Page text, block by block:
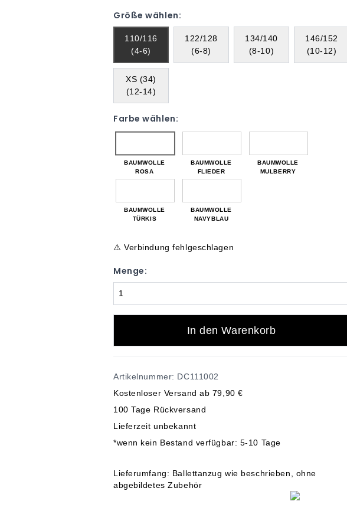
Größe wählen:
110/116
(4-6)
122/128
(6-8)
134/140
(8-10)
146/152
(10-12)
XS (34)
(12-14)
Farbe wählen:
BAUMWOLLE
ROSA
BAUMWOLLE
FLIEDER
BAUMWOLLE
MULBERRY
BAUMWOLLE
TÜRKIS
BAUMWOLLE
NAVYBLAU
⚠️ Verbindung fehlgeschlagen
Menge:
In den Warenkorb
Artikelnummer: DC111002
Kostenloser Versand ab 79,90 €
100 Tage Rückversand
Lieferzeit unbekannt
*wenn kein Bestand verfügbar: 5-10 Tage
Lieferumfang: Ballettanzug wie beschrieben, ohne
abgebildetes Zubehör